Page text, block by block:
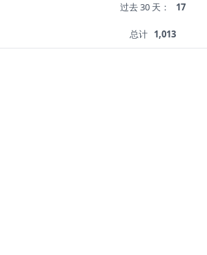
过去 30 天： 17
总计 1,013